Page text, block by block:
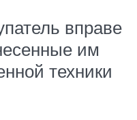
вправе
им
техники